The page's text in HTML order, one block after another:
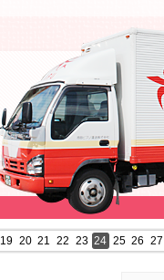
19 20 21 22 23 24 25 26 27